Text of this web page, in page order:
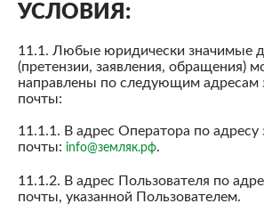
УСЛОВИЯ:
11.1. Любые юридически значимые
(претензии, заявления, обращения)
направлены по следующим адресам
почты:
11.1.1. В адрес Оператора по адресу
почты: info@земляк.рф.
11.1.2. В адрес Пользователя по
почты, указанной Пользователем.